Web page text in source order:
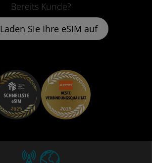
Bereits Kunde?
Laden Sie Ihre eSIM auf